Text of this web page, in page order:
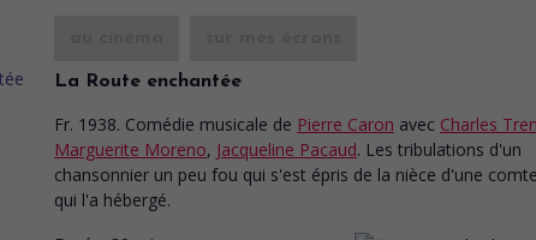
La Route enchantée
Fr. 1938. Comédie musicale de Pierre Caron avec Charles
Marguerite Moreno, Jacqueline Pacaud. Les tribulations d'un
chansonnier un peu fou qui s'est épris de la nièce d'une
qui l'a hébergé.